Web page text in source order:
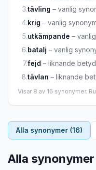
3.tävling – vanlig
4.krig – vanlig synonym
5.utkämpande –
6.batalj – vanlig
7.fejd – liknande
8.tävlan – liknande
Visar 8 av 16 synonymer.
Alla synonymer (16)
Alla